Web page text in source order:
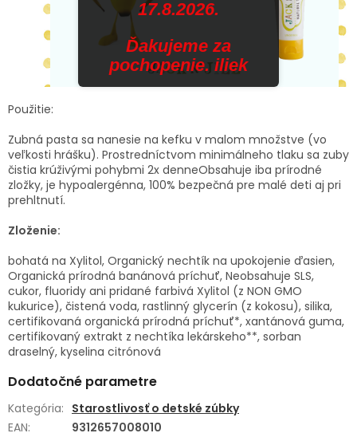
Použitie:
Zubná pasta sa nanesie na kefku v malom množstve (vo
veľkosti hrášku). Prostredníctvom minimálneho tlaku sa zuby
čistia krúživými pohybmi 2x denneObsahuje iba prírodné
zložky, je hypoalergénna, 100% bezpečná pre malé deti aj pri
prehltnutí.
Zloženie:
bohatá na Xylitol, Organický nechtík na upokojenie ďasien,
Organická prírodná banánová príchuť, Neobsahuje SLS,
cukor, fluoridy ani pridané farbivá Xylitol (z NON GMO
kukurice), čistená voda, rastlinný glycerín (z kokosu), silika,
certifikovaná organická prírodná príchuť*, xantánová guma,
certifikovaný extrakt z nechtíka lekárskeho**, sorban
draselný, kyselina citrónová
Dodatočné parametre
Kategória: Starostlivosť o detské zúbky
EAN:
9312657008010
17.8.2026.
Ďakujeme za
pochopenie. iliek